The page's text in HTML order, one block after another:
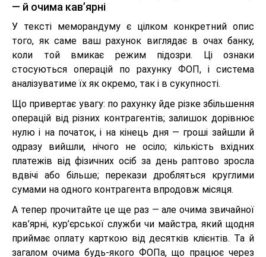
— й очима кав’ярні
У тексті меморандуму є цілком конкретний опис
того, як саме ваш рахунок виглядає в очах банку,
коли той вмикає режим підозри. Ці ознаки
стосуються операцій по рахунку ФОП, і система
аналізуватиме їх як окремо, так і в сукупності.
Що привертає увагу: по рахунку йде різке збільшення
операцій від різних контрагентів; залишок дорівнює
нулю і на початок, і на кінець дня — гроші зайшли й
одразу вийшли, нічого не осіло; кількість вхідних
платежів від фізичних осіб за день раптово зросла
вдвічі або більше; перекази дробляться круглими
сумами на одного контрагента впродовж місяця.
А тепер прочитайте це ще раз — але очима звичайної
кав’ярні, кур’єрської служби чи майстра, який щодня
приймає оплату карткою від десятків клієнтів. Та й
загалом очима будь-якого ФОПа, що працює через